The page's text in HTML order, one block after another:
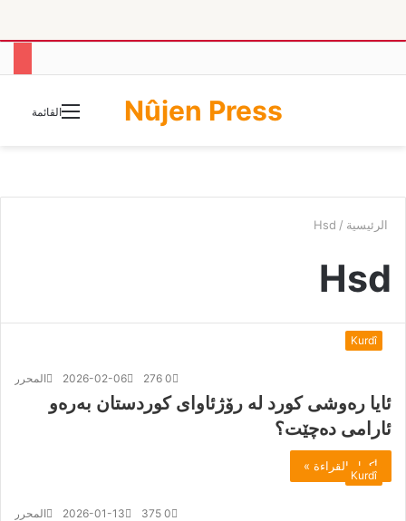
Nûjen Press القائمة
الرئيسية /
Hsd
Hsd
Kurdî
المحرر 2026-02-06 0
ئایا رەوشی کورد لە رۆژئاوای کوردستان بەرەو
ئارامی دەچێت؟
أكمل القراءة »
Kurdî
المحرر 2026-01-13 0